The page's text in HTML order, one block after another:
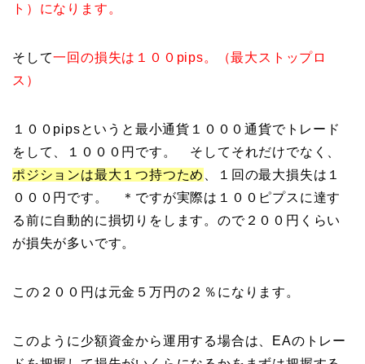
ト）になります。
そして一回の損失は１００pips。（最大ストップロ
ス）
１００pipsというと最小通貨１０００通貨でトレード
をして、１０００円です。 そしてそれだけでなく、
ポジションは最大１つ持つため
、１回の最大損失は１
０００円です。 ＊ですが実際は１００ピプスに達す
る前に自動的に損切りをします。ので２００円くらい
が損失が多いです。
この２００円は元金５万円の２％になります。
このように少額資金から運用する場合は、EAのトレー